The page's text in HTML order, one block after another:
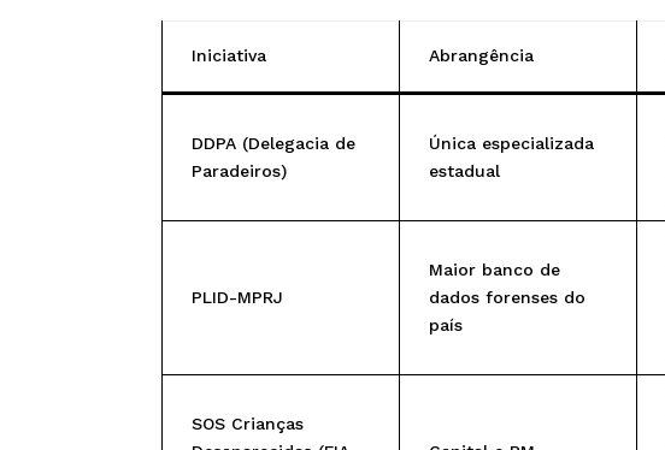
Iniciativa Abrangência
DDPA (Delegacia de
Paradeiros)
Única especializada
estadual
PLID-MPRJ
Maior banco de
dados forenses do
país
SOS Crianças